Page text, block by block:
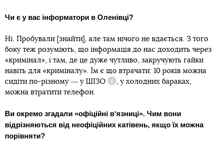
Чи є у вас інформатори в Оленівці?
Ні. Пробували [знайти], але там нічого не вдається. З того
боку теж розуміють, що інформація до нас доходить через
«кримінал», і там, де це дуже чутливо, закручують гайки
навіть для «криміналу». Їм є що втрачати: 10 років можна
сидіти по-різному ― у ШІЗО
Довідка
, у холодних бараках,
можна втратити телефон.
Ви окремо згадали «офіційні вʼязниці». Чим вони
відрізняються від неофіційних катівень, якщо їх можна
порівняти?